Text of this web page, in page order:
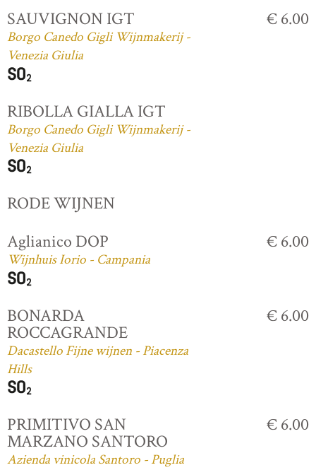
SAUVIGNON IGT
Borgo Canedo Gigli Wijnmakerij -
Venezia Giulia
€ 6.00
RIBOLLA GIALLA IGT
Borgo Canedo Gigli Wijnmakerij -
Venezia Giulia
RODE WIJNEN
Aglianico DOP
Wijnhuis Iorio - Campania
€ 6.00
BONARDA
ROCCAGRANDE
Dacastello Fijne wijnen - Piacenza
Hills
€ 6.00
PRIMITIVO SAN
MARZANO SANTORO
Azienda vinicola Santoro - Puglia
€ 6.00